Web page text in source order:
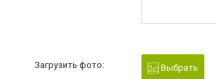
Загрузить фото: Выбрать